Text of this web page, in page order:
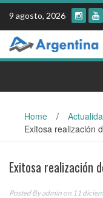
Skip
content
9 agosto, 2026
Home /
Exitosa realización
Exitosa realización
Posted Byadmin on 11